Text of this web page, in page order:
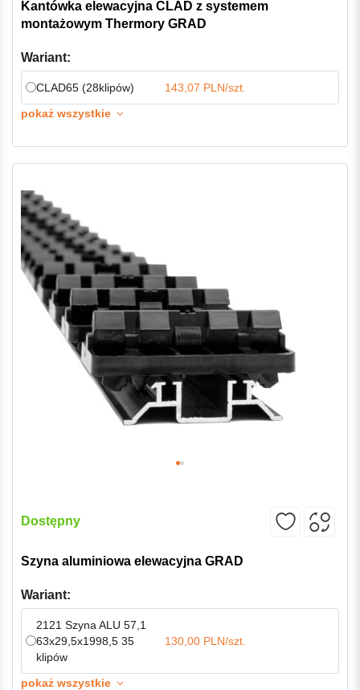
Kantówka elewacyjna CLAD z systemem
montażowym Thermory GRAD
Wariant:
CLAD65 (28klipów)
143,07 PLN/szt.
pokaż wszystkie
Dostępny
Szyna aluminiowa elewacyjna GRAD
Wariant:
2121 Szyna ALU 57,1
63x29,5x1998,5 35
klipów
130,00 PLN/szt.
pokaż wszystkie